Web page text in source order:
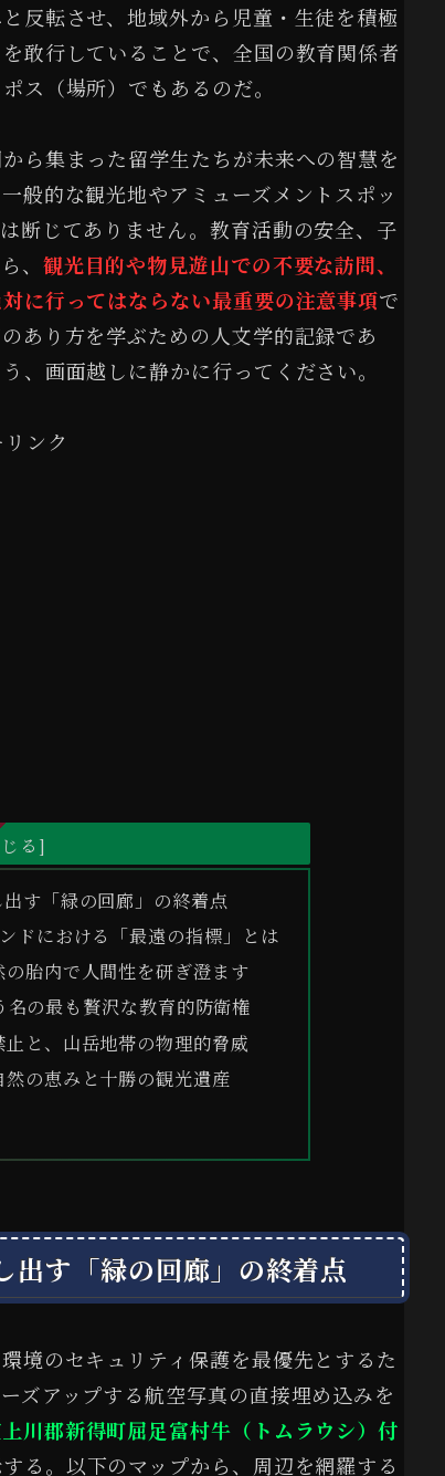
反転させ、地域外から児童・生徒を積極
敢行していることで、全国の教育関係者
ス（場所）でもあるのだ。
ら集まった留学生たちが未来への智慧を
般的な観光地やアミューズメントスポッ
断じてありません。教育活動の安全、子
、 観光目的や物見遊山での不要な訪問、
に行ってはならない最重要の注意事項で
あり方を学ぶための人文学的記録であ
、画面越しに静かに行ってください。
ンク
す「緑の回廊」の終着点
ドにおける「最遠の指標」とは
胎内で人間性を研ぎ澄ます
の最も贅沢な教育的防衛権
止と、山岳地帯の物理的脅威
の恵みと十勝の観光遺産
出す「緑の回廊」の終着点
境のセキュリティ保護を最優先とするた
ズアップする航空写真の直接埋め込みを
上川郡新得町屈足富村牛（トムラウシ）付
る。以下のマップから、周辺を網羅する